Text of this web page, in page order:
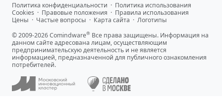
Политика конфиденциальности · Политика использования
Cookies · Правовые положения · Правила использования
Цены · Частые вопросы · Карта сайта · Логотипы
© 2009-2026 Comindware® Все права защищены. Информация на
данном сайте адресована лицам, осуществляющим
предпринимательскую деятельность и не является
информацией, предназначенной для публичного ознакомления
потребителей.